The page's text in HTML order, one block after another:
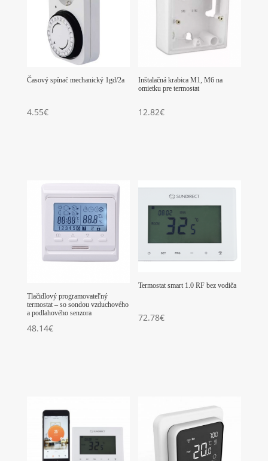
Časový spínač mechanický 1gd/2a
4.55€
Inštalačná krabica M1, M6 na
omietku pre termostat
12.82€
Tlačidlový programovateľný
termostat – so sondou vzduchového
a podlahového senzora
48.14€
Termostat smart 1.0 RF bez vodiča
72.78€